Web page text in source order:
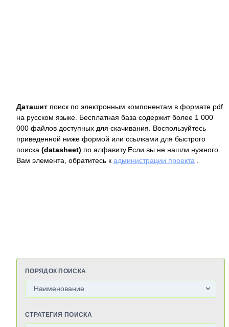
Даташит поиск по электронным компонентам в формате pdf
на русском языке. Бесплатная база содержит более 1 000
000 файлов доступных для скачивания. Воспользуйтесь
приведенной ниже формой или ссылками для быстрого
поиска (datasheet) по алфавиту.Если вы не нашли нужного
Вам элемента, обратитесь к администрации проекта
ПОРЯДОК ПОИСКА
СТРАТЕГИЯ ПОИСКА